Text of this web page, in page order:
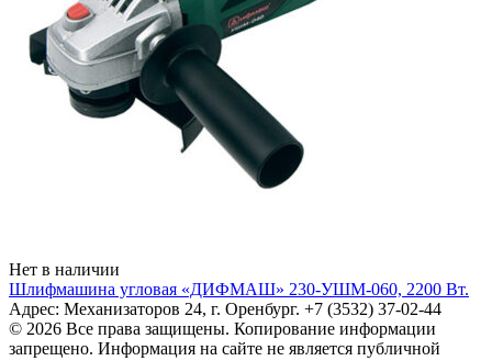
Нет в наличии
Шлифмашина угловая «ДИФМАШ» 230-УШМ-060, 2200 Вт.
Адрес: Механизаторов 24, г. Оренбург. +7 (3532) 37-02-44
© 2026 Все права защищены. Копирование информации
запрещено. Информация на сайте не является публичной